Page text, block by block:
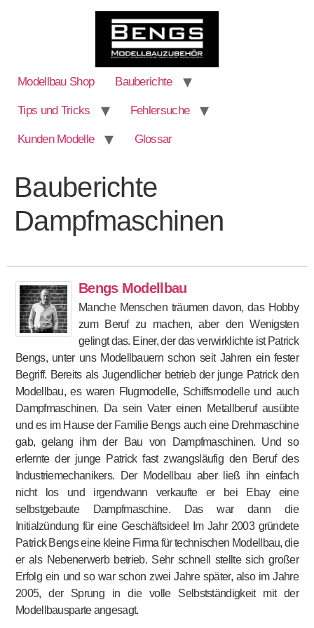
Modellbau Shop Bauberichte
Tips und Tricks Fehlersuche
Kunden Modelle Glossar
Bauberichte
Dampfmaschinen
Bengs Modellbau
Manche Menschen träumen davon, das Hobby
zum Beruf zu machen, aber den Wenigsten
gelingt das. Einer, der das verwirklichte ist Patrick
Bengs, unter uns Modellbauern schon seit Jahren ein fester
Begriff. Bereits als Jugendlicher betrieb der junge Patrick den
Modellbau, es waren Flugmodelle, Schiffsmodelle und auch
Dampfmaschinen. Da sein Vater einen Metallberuf ausübte
und es im Hause der Familie Bengs auch eine Drehmaschine
gab, gelang ihm der Bau von Dampfmaschinen. Und so
erlernte der junge Patrick fast zwangsläufig den Beruf des
Industriemechanikers. Der Modellbau aber ließ ihn einfach
nicht los und irgendwann verkaufte er bei Ebay eine
selbstgebaute Dampfmaschine. Das war dann die
Initialzündung für eine Geschäftsidee! Im Jahr 2003 gründete
Patrick Bengs eine kleine Firma für technischen Modellbau, die
er als Nebenerwerb betrieb. Sehr schnell stellte sich großer
Erfolg ein und so war schon zwei Jahre später, also im Jahre
2005, der Sprung in die volle Selbstständigkeit mit der
Modellbausparte angesagt.